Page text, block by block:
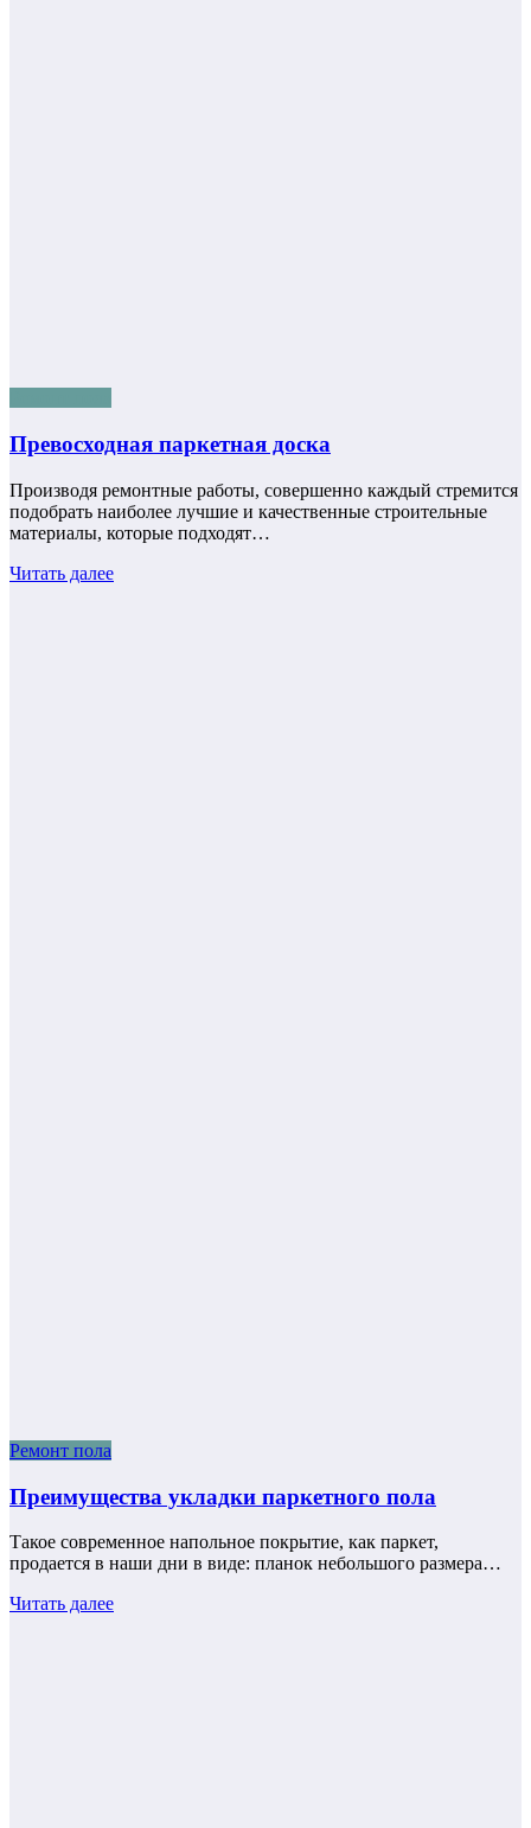
Превосходная паркетная доска
Производя ремонтные работы, совершенно каждый стремится
подобрать наиболее лучшие и качественные строительные
материалы, которые подходят…
Читать далее
Ремонт пола
Преимущества укладки паркетного пола
Такое современное напольное покрытие, как паркет,
продается в наши дни в виде: планок небольшого размера…
Читать далее